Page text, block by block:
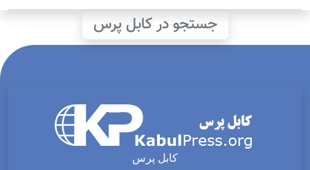
جستجو در کابل پرس
کابل پرس